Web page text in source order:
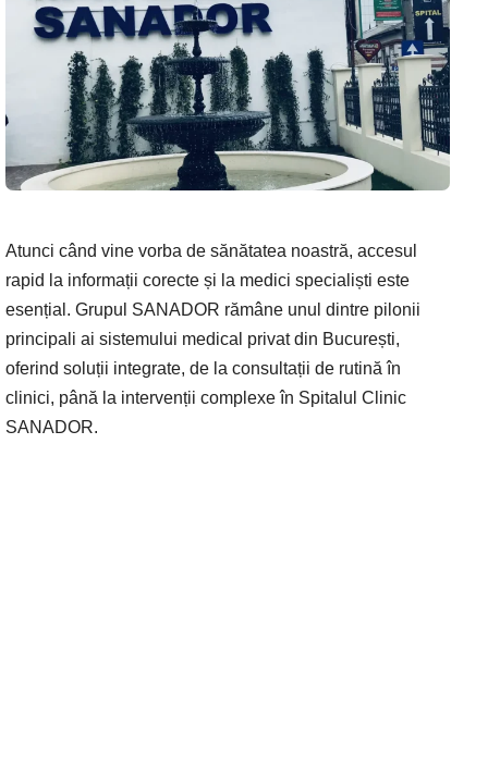
Atunci când vine vorba de sănătatea noastră, accesul
rapid la informații corecte și la medici specialiști este
esențial. Grupul SANADOR rămâne unul dintre pilonii
principali ai sistemului medical privat din București,
oferind soluții integrate, de la consultații de rutină în
clinici, până la intervenții complexe în Spitalul Clinic
SANADOR.